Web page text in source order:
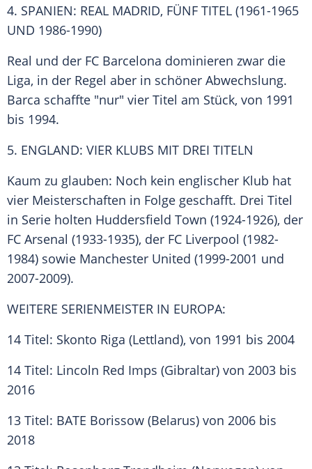
4. SPANIEN: REAL MADRID, FÜNF TITEL (1961-1965
UND 1986-1990)
Real und der FC Barcelona dominieren zwar die
Liga, in der Regel aber in schöner Abwechslung.
Barca schaffte "nur" vier Titel am Stück, von 1991
bis 1994.
5. ENGLAND: VIER KLUBS MIT DREI TITELN
Kaum zu glauben: Noch kein englischer Klub hat
vier Meisterschaften in Folge geschafft. Drei Titel
in Serie holten Huddersfield Town (1924-1926), der
FC Arsenal (1933-1935), der FC Liverpool (1982-
1984) sowie Manchester United (1999-2001 und
2007-2009).
WEITERE SERIENMEISTER IN EUROPA:
14 Titel: Skonto Riga (Lettland), von 1991 bis 2004
14 Titel: Lincoln Red Imps (Gibraltar) von 2003 bis
2016
13 Titel: BATE Borissow (Belarus) von 2006 bis
2018